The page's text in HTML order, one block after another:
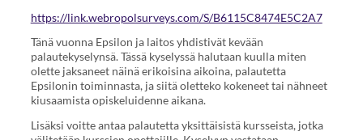
https://link.webropolsurveys.com/S/B6115C8474E5C2A7
Tänä vuonna Epsilon ja laitos yhdistivät kevään
palautekyselynsä. Tässä kyselyssä halutaan kuulla miten
olette jaksaneet näinä erikoisina aikoina, palautetta
Epsilonin toiminnasta, ja siitä oletteko kokeneet tai nähneet
kiusaamista opiskeluidenne aikana.
Lisäksi voitte antaa palautetta yksittäisistä kursseista, jotka